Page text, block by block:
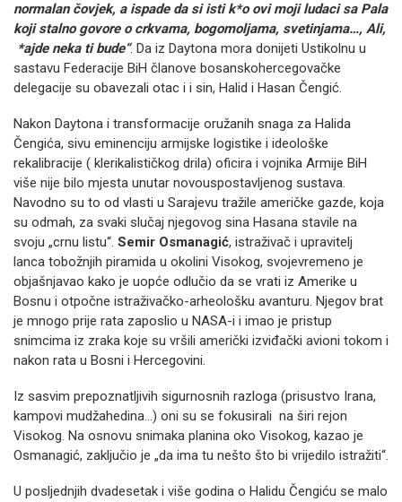
normalan čovjek, a ispade da si isti k*o ovi moji ludaci sa Pala
koji stalno govore o crkvama, bogomoljama, svetinjama…, Ali,
*ajde neka ti bude“. Da iz Daytona mora donijeti Ustikolnu u
sastavu Federacije BiH članove bosanskohercegovačke
delegacije su obavezali otac i i sin, Halid i Hasan Čengić.
Nakon Daytona i transformacije oružanih snaga za Halida
Čengića, sivu eminenciju armijske logistike i ideološke
rekalibracije ( klerikalističkog drila) oficira i vojnika Armije BiH
više nije bilo mjesta unutar novouspostavljenog sustava.
Navodno su to od vlasti u Sarajevu tražile američke gazde, koja
su odmah, za svaki slučaj njegovog sina Hasana stavile na
svoju „crnu listu“. Semir Osmanagić, istraživač i upravitelj
lanca tobožnjih piramida u okolini Visokog, svojevremeno je
objašnjavao kako je uopće odlučio da se vrati iz Amerike u
Bosnu i otpočne istraživačko-arheološku avanturu. Njegov brat
je mnogo prije rata zaposlio u NASA-i i imao je pristup
snimcima iz zraka koje su vršili američki izviđački avioni tokom i
nakon rata u Bosni i Hercegovini.
Iz sasvim prepoznatljivih sigurnosnih razloga (prisustvo Irana,
kampovi mudžahedina…) oni su se fokusirali na širi rejon
Visokog. Na osnovu snimaka planina oko Visokog, kazao je
Osmanagić, zaključio je „da ima tu nešto što bi vrijedilo istražiti“.
U posljednjih dvadesetak i više godina o Halidu Čengiću se malo